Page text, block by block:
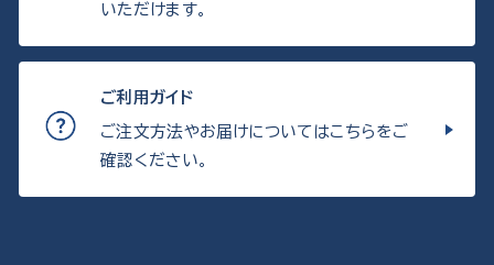
いただけます。
ご利用ガイド
ご注文方法やお届けについてはこちらをご
確認ください。